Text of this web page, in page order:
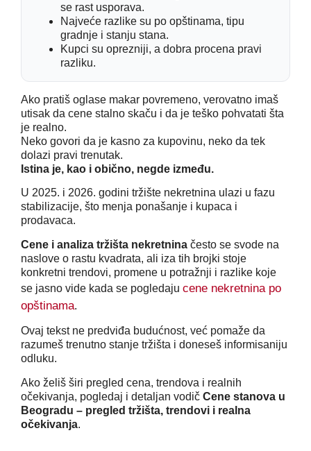
se rast usporava.
Najveće razlike su po opštinama, tipu
gradnje i stanju stana.
Kupci su oprezniji, a dobra procena pravi
razliku.
Ako pratiš oglase makar povremeno, verovatno imaš
utisak da cene stalno skaču i da je teško pohvatati šta
je realno.
Neko govori da je kasno za kupovinu, neko da tek
dolazi pravi trenutak.
Istina je, kao i obično, negde između.
U 2025. i 2026. godini tržište nekretnina ulazi u fazu
stabilizacije, što menja ponašanje i kupaca i
prodavaca.
Cene i analiza tržišta nekretnina često se svode na
naslove o rastu kvadrata, ali iza tih brojki stoje
konkretni trendovi, promene u potražnji i razlike koje
se jasno vide kada se pogledaju cene nekretnina po
opštinama.
Ovaj tekst ne predviđa budućnost, već pomaže da
razumeš trenutno stanje tržišta i doneseš informisaniju
odluku.
Ako želiš širi pregled cena, trendova i realnih
očekivanja, pogledaj i detaljan vodič Cene stanova u
Beogradu – pregled tržišta, trendovi i realna
očekivanja.